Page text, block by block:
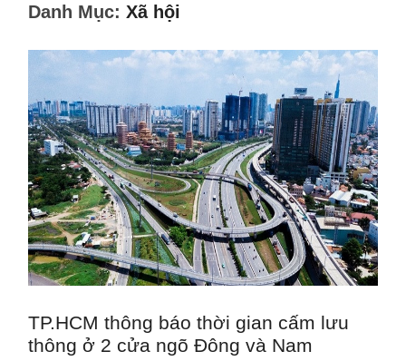
Danh Mục:Xã hội
TP.HCM thông báo thời gian cấm lưu
thông ở 2 cửa ngõ Đông và Nam